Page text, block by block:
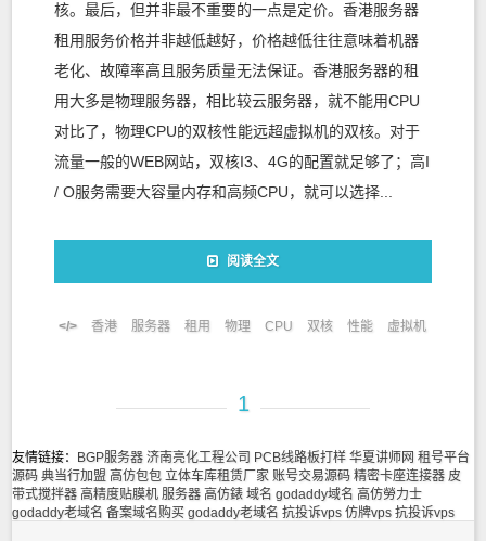
核。最后，但并非最不重要的一点是定价。香港服务器
租用服务价格并非越低越好，价格越低往往意味着机器
老化、故障率高且服务质量无法保证。香港服务器的租
用大多是物理服务器，相比较云服务器，就不能用CPU
对比了，物理CPU的双核性能远超虚拟机的双核。对于
流量一般的WEB网站，双核I3、4G的配置就足够了；高I
/ O服务需要大容量内存和高频CPU，就可以选择...
阅读全文
香港 服务器 租用 物理 CPU 双核 性能 虚拟机
1
友情链接： BGP服务器 济南亮化工程公司 PCB线路板打样 华夏讲师网 租号平台
源码 典当行加盟 高仿包包 立体车库租赁厂家 账号交易源码 精密卡座连接器 皮
带式搅拌器 高精度贴膜机 服务器 高仿錶 域名 godaddy域名 高仿勞力士
godaddy老域名 备案域名购买 godaddy老域名 抗投诉vps 仿牌vps 抗投诉vps